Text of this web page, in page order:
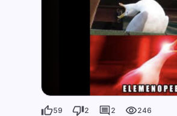
59 2 2 246